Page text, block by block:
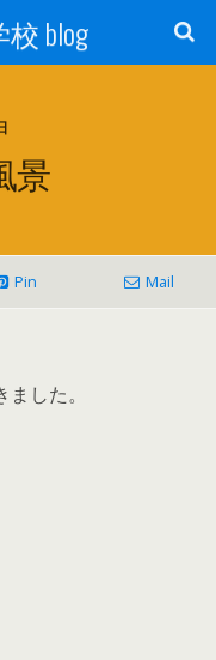
blog
景
Pin Mail
した。